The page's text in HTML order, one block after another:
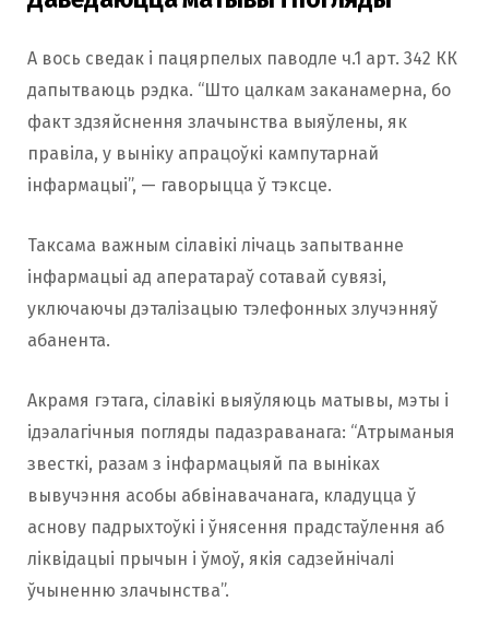
А вось сведак і пацярпелых паводле ч.1 арт. 342 КК
дапытваюць рэдка. “Што цалкам заканамерна, бо
факт здзяйснення злачынства выяўлены, як
правіла, у выніку апрацоўкі кампутарнай
інфармацыі”, — гаворыцца ў тэксце.
Таксама важным сілавікі лічаць запытванне
інфармацыі ад аператараў сотавай сувязі,
уключаючы дэталізацыю тэлефонных злучэнняў
абанента.
Акрамя гэтага, сілавікі выяўляюць матывы, мэты і
ідэалагічныя погляды падазраванага: “Атрыманыя
звесткі, разам з інфармацыяй па выніках
вывучэння асобы абвінавачанага, кладуцца ў
аснову падрыхтоўкі і ўнясення прадстаўлення аб
ліквідацыі прычын і ўмоў, якія садзейнічалі
ўчыненню злачынства”.